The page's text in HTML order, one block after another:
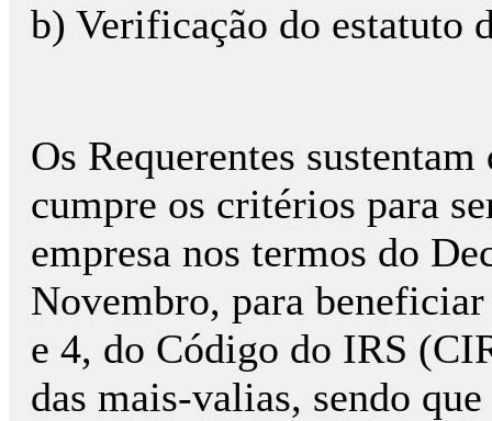
b) Verificação do estatuto
Os Requerentes
cumpre os critérios para
empresa nos termos do
Novembro, para
e 4, do Código do IRS
das mais-valias, sendo